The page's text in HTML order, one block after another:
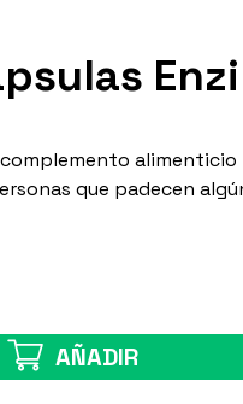
alimenticio
que padecen
AÑADIR